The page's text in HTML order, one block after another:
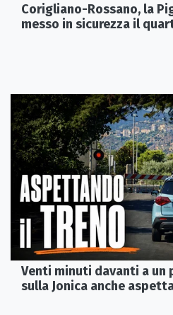
Corigliano-Rossano, la
messo in sicurezza il
Venti minuti davanti a un
sulla Jonica anche